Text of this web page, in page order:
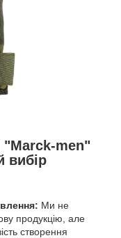
"Marck-men"
вибір
Ми не
продукцію, але
створення